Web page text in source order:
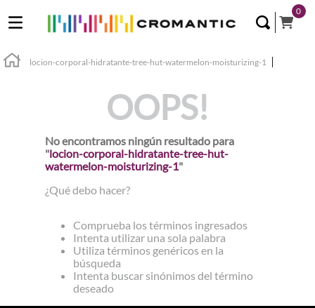
0
locion-corporal-hidratante-tree-hut-watermelon-moisturizing-1
OOPS!
No encontramos ningún resultado para
"locion-corporal-hidratante-tree-hut-
watermelon-moisturizing-1"
¿Qué debo hacer?
Comprueba los términos ingresados
Intenta utilizar una sola palabra
Utiliza términos genéricos en la
búsqueda
Intenta buscar sinónimos del término
deseado